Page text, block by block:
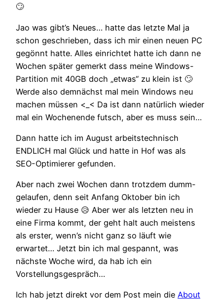
🙄
Jao was gibt’s Neues… hatte das letzte Mal ja
schon geschrieben, dass ich mir einen neuen PC
gegönnt hatte. Alles einrichtet hatte ich dann ne
Wochen später gemerkt dass meine Windows-
Partition mit 40GB doch „etwas“ zu klein ist 🙄
Werde also demnächst mal mein Windows neu
machen müssen <_< Da ist dann natürlich wieder
mal ein Wochenende futsch, aber es muss sein…
Dann hatte ich im August arbeitstechnisch
ENDLICH mal Glück und hatte in Hof was als
SEO-Optimierer gefunden.
Aber nach zwei Wochen dann trotzdem dumm-
gelaufen, denn seit Anfang Oktober bin ich
wieder zu Hause 😥 Aber wer als letzten neu in
eine Firma kommt, der geht halt auch meistens
als erster, wenn’s nicht ganz so läuft wie
erwartet… Jetzt bin ich mal gespannt, was
nächste Woche wird, da hab ich ein
Vorstellungsgespräch…
Ich hab jetzt direkt vor dem Post mein die About